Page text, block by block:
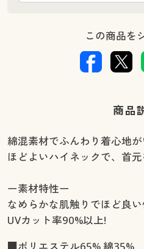
この商品を
商品
綿混素材でふんわり着心地が
ほどよいハイネックで、首元
ー素材特性ー
なめらかな肌触りでほど良い
UVカット率90%以上!
■ポリエステル65% 綿35%